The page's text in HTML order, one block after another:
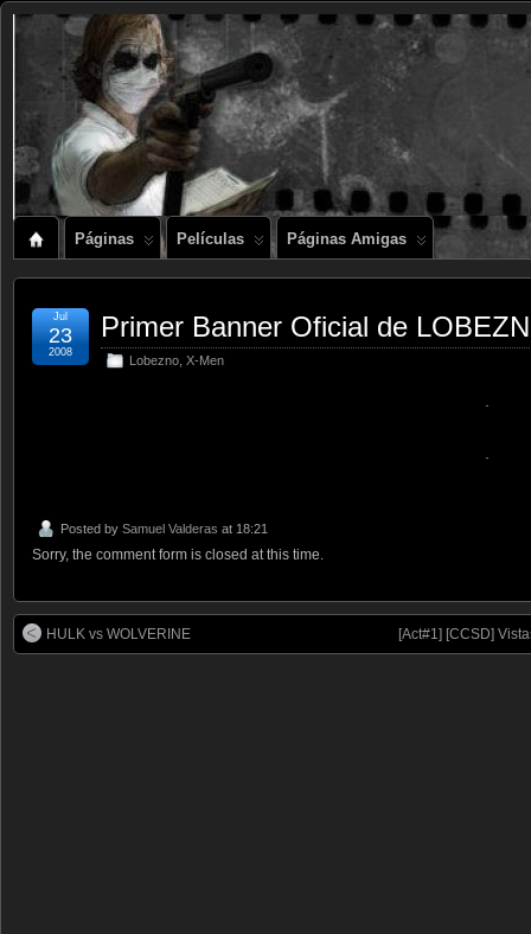
Páginas Películas Páginas Amigas
Primer Banner Oficial de
Lobezno X-Men
Jul
23
2008
Posted by Samuel Valderas at 18:21
Sorry, the comment form is closed at this time.
HULK vs WOLVERINE [Act#1] [CCSD]